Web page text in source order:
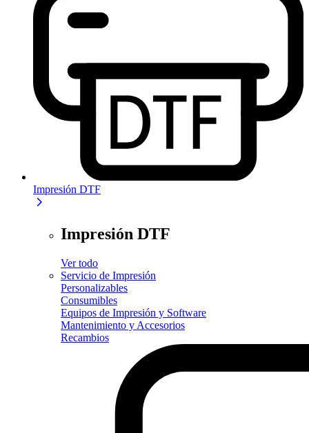
Impresión DTF
Impresión DTF
Ver todo
Servicio de Impresión
Personalizables
Consumibles
Equipos de Impresión y Software
Mantenimiento y Accesorios
Recambios